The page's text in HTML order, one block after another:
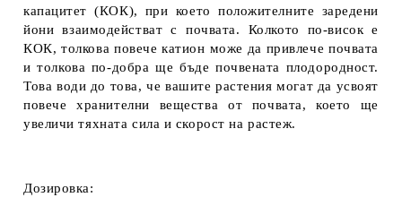
капацитет (КОК), при което положителните заредени
йони взаимодействат с почвата. Колкото по-висок е
КОК, толкова повече катион може да привлече почвата
и толкова по-добра ще бъде почвената плодородност.
Това води до това, че вашите растения могат да усвоят
повече хранителни вещества от почвата, което ще
увеличи тяхната сила и скорост на растеж.
Дозировка: